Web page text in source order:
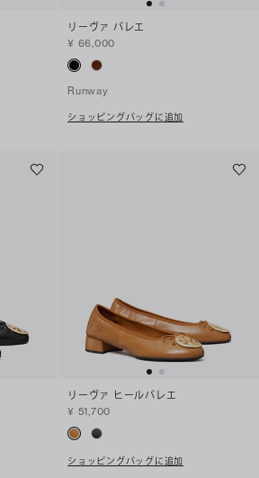
リーヴァ バレエ
¥ 66,000
Runway
ショッピングバッグに追加
リーヴァ ヒールバレエ
¥ 51,700
ショッピングバッグに追加